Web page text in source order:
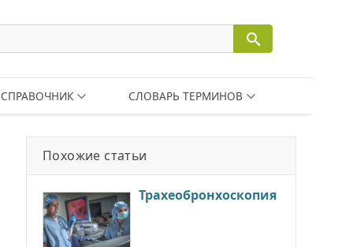
СПРАВОЧНИК СЛОВАРЬ ТЕРМИНОВ
Похожие статьи
Трахеобронхоскопия